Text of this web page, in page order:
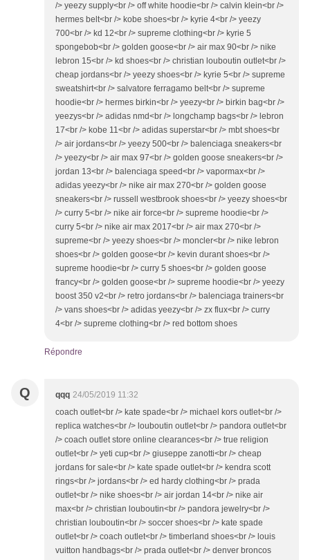
/> yeezy supply<br /> off white hoodie<br /> calvin klein<br />
hermes belt<br /> kobe shoes<br /> kyrie 4<br /> yeezy
700<br /> kd 12<br /> supreme clothing<br /> kyrie 5
spongebob<br /> golden goose<br /> air max 90<br /> nike
lebron 15<br /> kd shoes<br /> christian louboutin outlet<br />
cheap jordans<br /> yeezy shoes<br /> kyrie 5<br /> supreme
sweatshirt<br /> salvatore ferragamo belt<br /> supreme
hoodie<br /> hermes birkin<br /> yeezy<br /> birkin bag<br />
yeezys<br /> adidas nmd<br /> longchamp bags<br /> lebron
17<br /> kobe 11<br /> adidas superstar<br /> mbt shoes<br
/> air jordans<br /> yeezy 500<br /> balenciaga sneakers<br
/> yeezy<br /> air max 97<br /> golden goose sneakers<br />
jordan 13<br /> balenciaga speed<br /> vapormax<br />
adidas yeezy<br /> nike air max 270<br /> golden goose
sneakers<br /> russell westbrook shoes<br /> yeezy shoes<br
/> curry 5<br /> nike air force<br /> supreme hoodie<br />
curry 5<br /> nike air max 2017<br /> air max 270<br />
supreme<br /> yeezy shoes<br /> moncler<br /> nike lebron
shoes<br /> golden goose<br /> kevin durant shoes<br />
supreme hoodie<br /> curry 5 shoes<br /> golden goose
francy<br /> golden goose<br /> supreme hoodie<br /> yeezy
boost 350 v2<br /> retro jordans<br /> balenciaga trainers<br
/> vans shoes<br /> adidas yeezy<br /> zx flux<br /> curry
4<br /> supreme clothing<br /> red bottom shoes
Répondre
Q qqq 24/05/2019 11:32
coach outlet<br /> kate spade<br /> michael kors outlet<br />
replica watches<br /> louboutin outlet<br /> pandora outlet<br
/> coach outlet store online clearances<br /> true religion
outlet<br /> yeti cup<br /> giuseppe zanotti<br /> cheap
jordans for sale<br /> kate spade outlet<br /> kendra scott
rings<br /> jordans<br /> ed hardy clothing<br /> prada
outlet<br /> nike shoes<br /> air jordan 14<br /> nike air
max<br /> christian louboutin<br /> pandora jewelry<br />
christian louboutin<br /> soccer shoes<br /> kate spade
outlet<br /> coach outlet<br /> timberland shoes<br /> louis
vuitton handbags<br /> prada outlet<br /> denver broncos